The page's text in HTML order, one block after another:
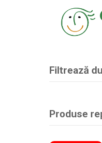
Filtrează
Produse